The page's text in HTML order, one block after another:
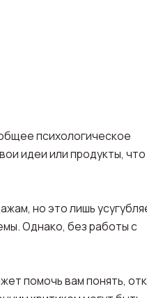
психологическое
идеи или продукты,
но это лишь
Однако, без работы с
помочь вам понять,